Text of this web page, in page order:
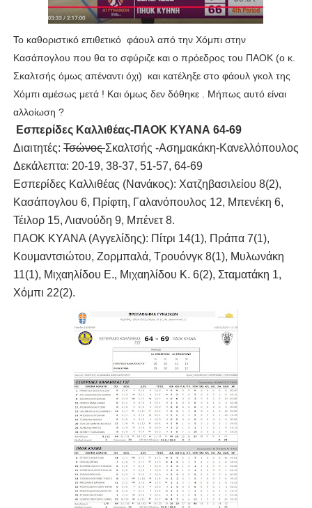
To καθοριστικό επιθετικό φάουλ από την Χόμπι στην
Κασάπογλου που θα το σφύριζε και ο πρόεδρος του ΠΑΟΚ (ο κ.
Σκαλτσής όμως απέναντι όχι) και κατέληξε στο φάουλ γκολ της
Χόμπι αμέσως μετά ! Και όμως δεν δόθηκε . Μήπως αυτό είναι
αλλοίωση ?
Εσπερίδες Καλλιθέας-ΠΑΟΚ ΚΥΑΝΑ 64-69
Διαιτητές: ΤσώνοςΣκαλτσής -Ασημακάκη-Κανελλόπουλος
Δεκάλεπτα: 20-19, 38-37, 51-57, 64-69
Εσπερίδες Καλλιθέας (Νανάκος): Χατζηβασιλείου 8(2),
Κασάπογλου 6, Πρίφτη, Γαλανόπουλος 12, Μπενέκη 6,
Τέιλορ 15, Λιανούδη 9, Μπένετ 8.
ΠΑΟΚ ΚΥΑΝΑ (Αγγελίδης): Πίτρι 14(1), Πράπα 7(1),
Κουμαντσιώτου, Ζορμπαλά, Τρουόνγκ 8(1), Μυλωνάκη
11(1), Μιχαηλίδου Ε., Μιχαηλίδου Κ. 6(2), Σταματάκη 1,
Χόμπι 22(2).